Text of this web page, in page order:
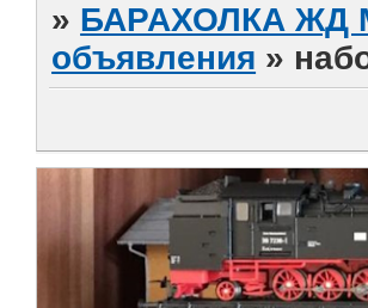
» БАРАХОЛКА ЖД
объявления »